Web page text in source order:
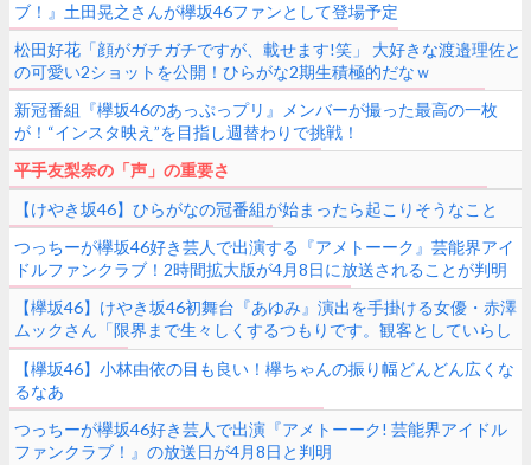
ブ！』土田晃之さんが欅坂46ファンとして登場予定
松田好花「顔がガチガチですが、載せます!笑」 大好きな渡邉理佐と
の可愛い2ショットを公開！ひらがな2期生積極的だなｗ
新冠番組『欅坂46のあっぷっプリ』メンバーが撮った最高の一枚
が！“インスタ映え”を目指し週替わりで挑戦！
平手友梨奈の「声」の重要さ
【けやき坂46】ひらがなの冠番組が始まったら起こりそうなこと
つっちーが欅坂46好き芸人で出演する『アメトーーク』芸能界アイ
ドルファンクラブ！2時間拡大版が4月8日に放送されることが判明
【欅坂46】けやき坂46初舞台『あゆみ』演出を手掛ける女優・赤澤
ムックさん「限界まで生々しくするつもりです。観客としていらし
た皆様が目を逸らすくらいに」
【欅坂46】小林由依の目も良い！欅ちゃんの振り幅どんどん広くな
るなあ
つっちーが欅坂46好き芸人で出演『アメトーーク! 芸能界アイドル
ファンクラブ！』の放送日が4月8日と判明